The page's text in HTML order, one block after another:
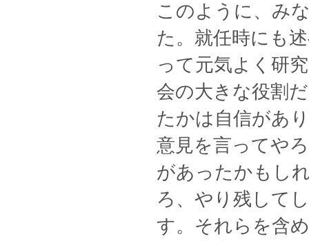
このように、み
た。就任時にも
って元気よく研
会の大きな役割
たかは自信があ
意見を言ってや
があったかもし
ろ、やり残して
す。それらを含